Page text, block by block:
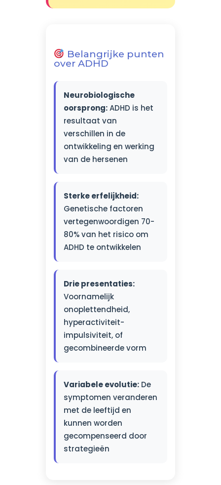
Belangrijke punten
over ADHD
Neurobiologische
oorsprong:ADHD is het
resultaat van
verschillen in de
ontwikkeling en werking
van de hersenen
Sterke erfelijkheid:
Genetische factoren
vertegenwoordigen 70-
80% van het risico om
ADHD te ontwikkelen
Drie presentaties:
Voornamelijk
onoplettendheid,
hyperactiviteit-
impulsiviteit, of
gecombineerde vorm
Variabele evolutie:De
symptomen veranderen
met de leeftijd en
kunnen worden
gecompenseerd door
strategieën